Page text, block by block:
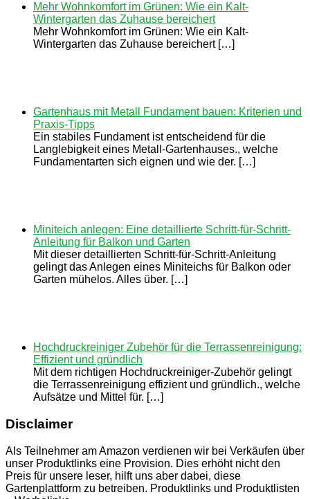
Mehr Wohnkomfort im Grünen: Wie ein Kalt-
Wintergarten das Zuhause bereichert
Mehr Wohnkomfort im Grünen: Wie ein Kalt-
Wintergarten das Zuhause bereichert […]
Gartenhaus mit Metall Fundament bauen: Kriterien und
Praxis-Tipps
Ein stabiles Fundament ist entscheidend für die
Langlebigkeit eines Metall-Gartenhauses., welche
Fundamentarten sich eignen und wie der. […]
Miniteich anlegen: Eine detaillierte Schritt-für-Schritt-
Anleitung für Balkon und Garten
Mit dieser detaillierten Schritt-für-Schritt-Anleitung
gelingt das Anlegen eines Miniteichs für Balkon oder
Garten mühelos. Alles über. […]
Hochdruckreiniger Zubehör für die Terrassenreinigung:
Effizient und gründlich
Mit dem richtigen Hochdruckreiniger-Zubehör gelingt
die Terrassenreinigung effizient und gründlich., welche
Aufsätze und Mittel für. […]
Disclaimer
Als Teilnehmer am Amazon verdienen wir bei Verkäufen über
unser Produktlinks eine Provision. Dies erhöht nicht den
Preis für unsere leser, hilft uns aber dabei, diese
Gartenplattform zu betreiben. Produktlinks und Produktlisten